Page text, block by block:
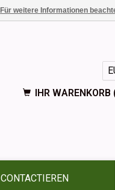
IHR
CONTACTIEREN
Für weitere Informationen